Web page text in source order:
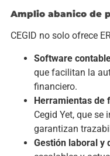
Amplio abanico de
CEGID no solo ofrece
Software
que facilitan la
financiero.
Herramientas de
Cegid Yet, que
garantizan
Gestión laboral y